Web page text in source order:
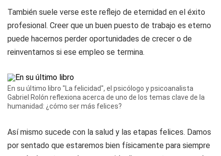
También suele verse este reflejo de eternidad en el éxito
profesional. Creer que un buen puesto de trabajo es eterno
puede hacernos perder oportunidades de crecer o de
reinventarnos si ese empleo se termina.
En su último libro "La felicidad", el psicólogo y psicoanalista
Gabriel Rolón reflexiona acerca de uno de los temas clave de la
humanidad: ¿cómo ser más felices?
Así mismo sucede con la salud y las etapas felices. Damos
por sentado que estaremos bien físicamente para siempre